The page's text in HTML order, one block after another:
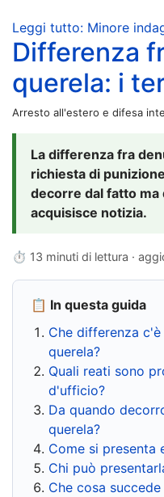
Leggi tutto: Minore
Differenza
querela: i
Arresto all'estero e difesa
La differenza fra
richiesta di
decorre dal fatto ma
acquisisce notizia.
⏱ 13 minuti di lettura ·
📋 In questa guida
Che differenza
querela?
Quali reati sono
d'ufficio?
Da quando
querela?
Come si presenta
Chi può
Che cosa